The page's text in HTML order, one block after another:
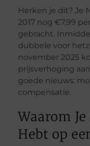
Herken je dit? Je
2017 nog €7,99
gebracht.
dubbele voor
november 2025
prijsverhoging
goede nieuws:
compensatie.
Waarom
Hebt op